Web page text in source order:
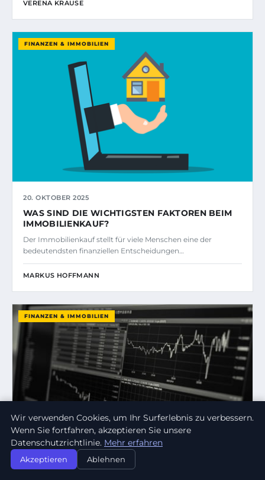
VERENA KRAUSE
FINANZEN & IMMOBILIEN
20. OKTOBER 2025
WAS SIND DIE WICHTIGSTEN FAKTOREN BEIM
IMMOBILIENKAUF?
Der Immobilienkauf stellt für viele Menschen eine der
bedeutendsten finanziellen Entscheidungen…
MARKUS HOFFMANN
FINANZEN & IMMOBILIEN
Wir verwenden Cookies, um Ihr Surferlebnis zu verbessern.
Wenn Sie fortfahren, akzeptieren Sie unsere
Datenschutzrichtlinie. Mehr erfahren
Akzeptieren Ablehnen